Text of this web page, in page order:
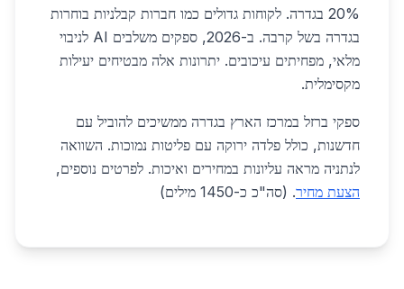
20% בגדרה. לקוחות גדולים כמו חברות קבלניות בוחרות
בגדרה בשל קרבה. ב-2026, ספקים משלבים AI לניבוי
מלאי, מפחיתים עיכובים. יתרונות אלה מבטיחים יעילות
מקסימלית.
ספקי ברזל במרכז הארץ בגדרה ממשיכים להוביל עם
חדשנות, כולל פלדה ירוקה עם פליטות נמוכות. השוואה
לנתניה מראה עליונות במחירים ואיכות. לפרטים נוספים,
הצעת מחיר. (סה"כ כ-1450 מילים)